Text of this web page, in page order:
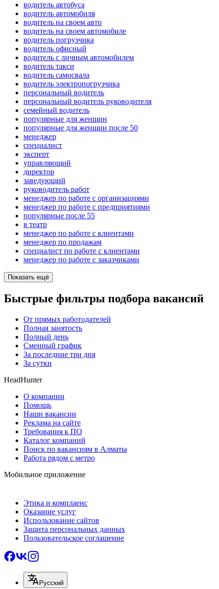
водитель автобуса
водитель автомобиля
водитель на своем авто
водитель на своем автомобиле
водитель погрузчика
водитель офисный
водитель с личным автомобилем
водитель такси
водитель самосвала
водитель электропогрузчика
персональный водитель
персональный водитель руководителя
семейный водитель
популярные для женщин
популярные для женщин после 50
менеджер
специалист
эксперт
управляющий
директор
заведующий
руководитель работ
менеджер по работе с организациями
менеджер по работе с предприятиями
популярные после 55
в театр
менеджер по работе с клиентами
менеджер по продажам
специалист по работе с клиентами
менеджер по работе с заказчиками
Показать ещё
Быстрые фильтры подбора вакансий
От прямых работодателей
Полная занятость
Полный день
Сменный график
За последние три дня
За сутки
HeadHunter
О компании
Помощь
Наши вакансии
Реклама на сайте
Требования к ПО
Каталог компаний
Поиск по вакансиям в Алматы
Работа рядом с метро
Мобильное приложение
Этика и комплаенс
Оказание услуг
Использование сайтов
Защита персональных данных
Пользовательское соглашение
Русский